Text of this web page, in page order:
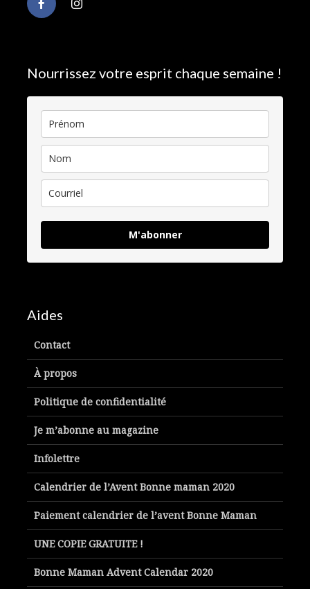
Nourrissez votre esprit chaque semaine !
M'abonner
Aides
Contact
À propos
Politique de confidentialité
Je m’abonne au magazine
Infolettre
Calendrier de l’Avent Bonne maman 2020
Paiement calendrier de l’avent Bonne Maman
UNE COPIE GRATUITE !
Bonne Maman Advent Calendar 2020